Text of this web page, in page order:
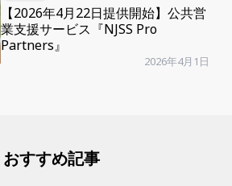
【2026年4月22日提供開始】公共営
業支援サービス『NJSS Pro
Partners』
2026年4月1日
おすすめ記事